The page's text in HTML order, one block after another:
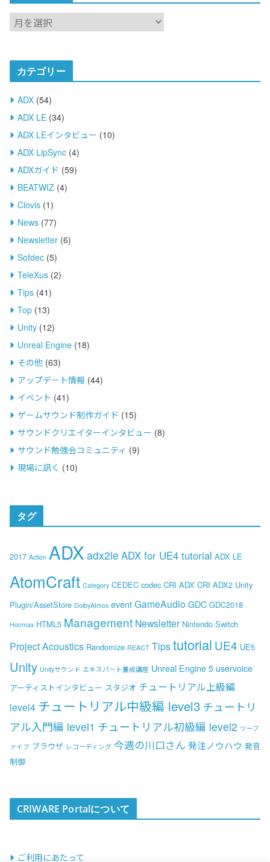
ア
ー
イ
ブ
カテゴリー
ADX (54)
ADX LE (34)
ADX LEインタビュー (10)
ADX LipSync (4)
ADXガイド (59)
BEATWIZ (4)
Clovis (1)
News (77)
Newsletter (6)
Sofdec (5)
TeleXus (2)
Tips (41)
Top (13)
Unity (12)
Unreal Engine (18)
その他 (63)
アップデート情報 (44)
イベント (41)
ゲームサウンド制作ガイド (15)
サウンドクリエイターインタビュー (8)
サウンド勉強会コミュニティ (9)
現場に訊く (10)
タグ
2017 Action ADX adx2le ADX for UE4 tutorial ADX LE
AtomCraft Category CEDEC codec CRI ADX CRI ADX2 Unity
Plugin/AssetStore DolbyAtmos eventGameAudio GDC GDC2018
Honmax HTML5 Management Newsletter Nintendo Switch
Project Acoustics Randomize REACT Tipstutorial UE4 UE5
Unity Unityサウンド エキスパート養成講座 Unreal Engine 5 uservoice
アーティストインタビュー スタジオ チュートリアル上級編
level4 チュートリアル中級編 level3 チュートリ
アル入門編 level1 チュートリアル初級編 level2 ツーフ
ァイブ ブラウザ レコーディング 今週の川口さん 発注ノウハウ 発音
制御
CRIWARE Portalについて
ご利用にあたって